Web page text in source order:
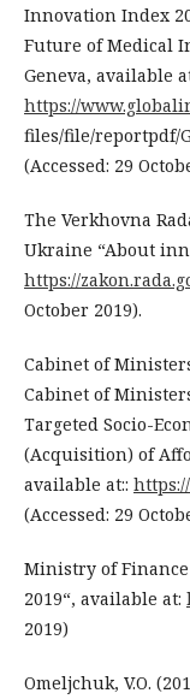
Innovation Index
Future of Medical
Geneva, available
https://
files/file/reportpdf/
(Accessed: 29
The Verkhovna
Ukraine “About
https://
October 2019).
Cabinet of
Cabinet of
Targeted Socio-
(Acquisition) of
available at::
(Accessed: 29
Ministry of
2019“, available at:
2019)
Omeljchuk, V.O.